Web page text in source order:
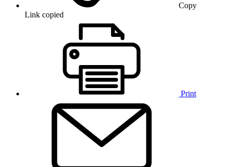
Copy
Link copied
Print